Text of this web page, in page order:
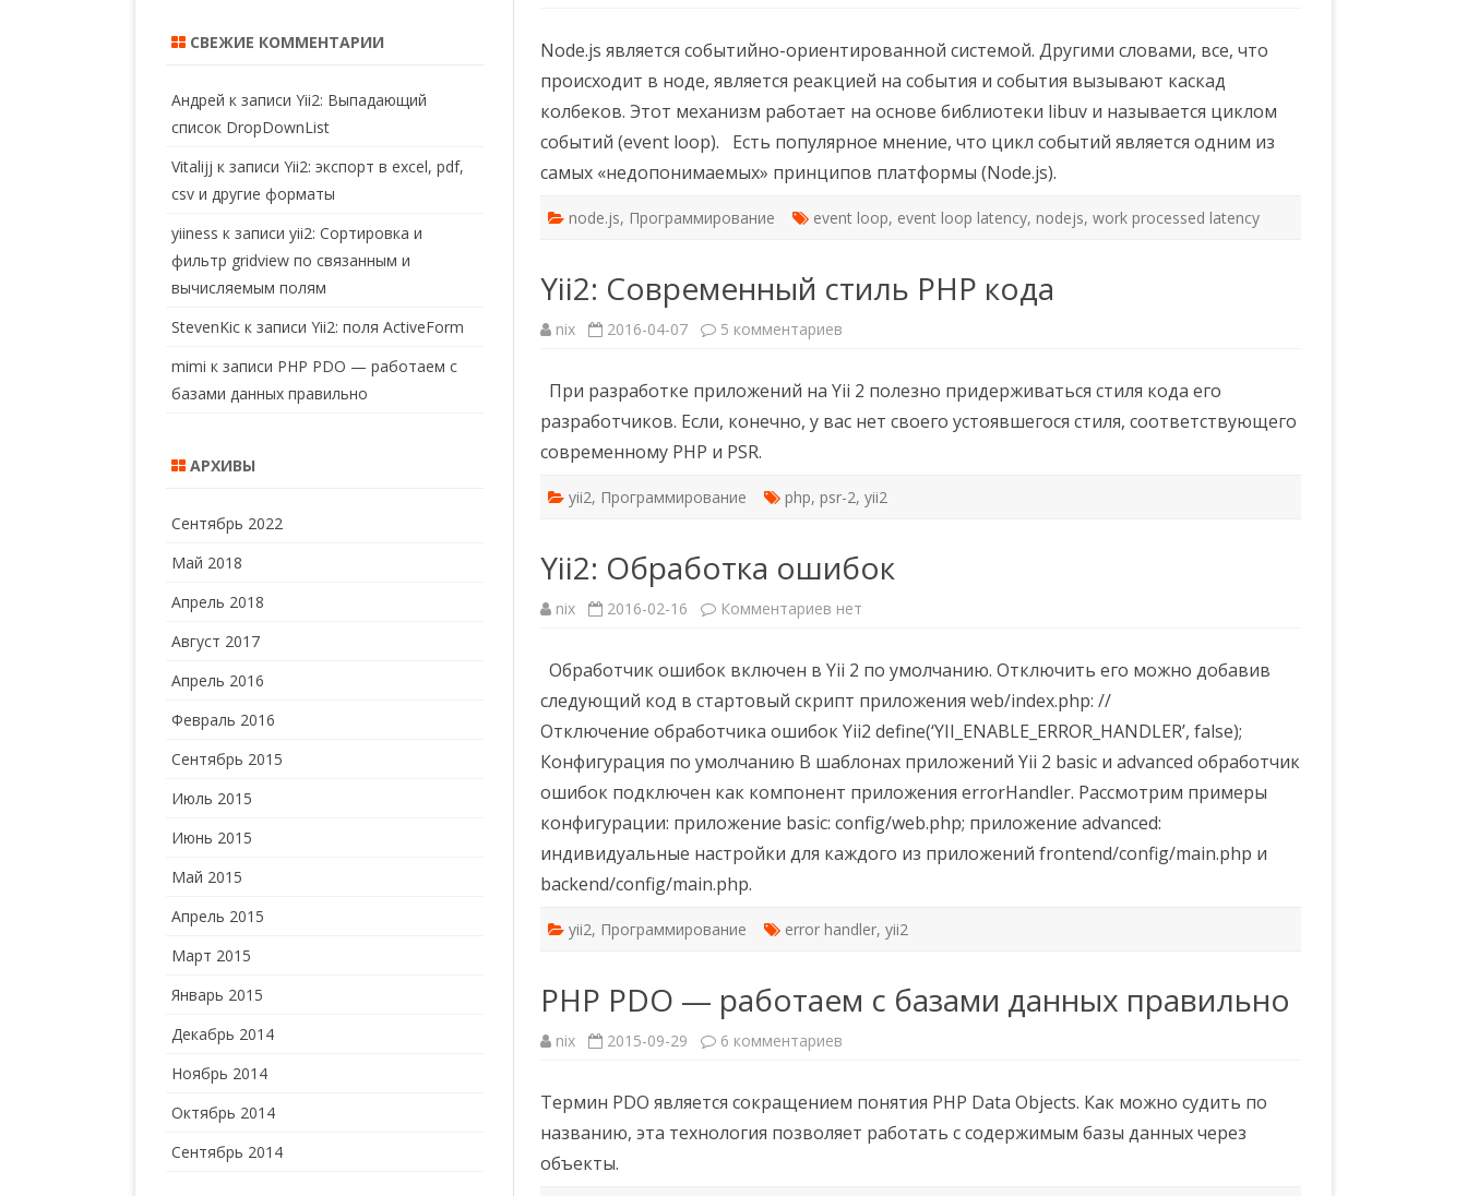
в
цикл
событий
Node.js является событийно-ориентированной системой. Другими словами, все, что
происходит в ноде, является реакцией на события и события вызывают каскад
колбеков. Этот механизм работает на основе библиотеки libuv и называется циклом
событий (event loop). Есть популярное мнение, что цикл событий является одним из
самых «недопонимаемых» принципов платформы (Node.js).
node.js, Программирование event loop, event loop latency, nodejs,work processed latency
Yii2: Современный стиль PHP кода
nix 2016-04-07 5 комментариев
стиль
PHP
кода
При разработке приложений на Yii 2 полезно придерживаться стиля кода его
разработчиков. Если, конечно, у вас нет своего устоявшегося стиля, соответствующего
современному PHP и PSR.
yii2, Программирование php, psr-2,yii2
Yii2: Обработка ошибок
nix 2016-02-16 Комментариев к
ошибок
нет
Обработчик ошибок включен в Yii 2 по умолчанию. Отключить его можно добавив
следующий код в стартовый скрипт приложения web/index.php: //
Отключение обработчика ошибок Yii2 define(‘YII_ENABLE_ERROR_HANDLER’, false);
Конфигурация по умолчанию В шаблонах приложений Yii 2 basic и advanced обработчик
ошибок подключен как компонент приложения errorHandler. Рассмотрим примеры
конфигурации: приложение basic: config/web.php; приложение advanced:
индивидуальные настройки для каждого из приложений frontend/config/main.php и
backend/config/main.php.
yii2, Программирование error handler,yii2
PHP PDO — работаем с базами данных правильно
nix 2015-09-29 6 комментариев
—
работаем
с
базами
Термин PDO является сокращением понятия PHP Data Objects. Как можно судить по
названию, эта технология позволяет работать с содержимым базы данных через
объекты.
СВЕЖИЕ КОММЕНТАРИИ
Андрей к записи Yii2: Выпадающий
список DropDownList
Vitalijj к записи Yii2: экспорт в excel, pdf,
csv и другие форматы
yiiness к записи yii2: Сортировка и
фильтр gridview по связанным и
вычисляемым полям
StevenKic к записи Yii2: поля ActiveForm
mimi к записи PHP PDO — работаем с
базами данных правильно
АРХИВЫ
Сентябрь 2022
Май 2018
Апрель 2018
Август 2017
Апрель 2016
Февраль 2016
Сентябрь 2015
Июль 2015
Июнь 2015
Май 2015
Апрель 2015
Март 2015
Январь 2015
Декабрь 2014
Ноябрь 2014
Октябрь 2014
Сентябрь 2014